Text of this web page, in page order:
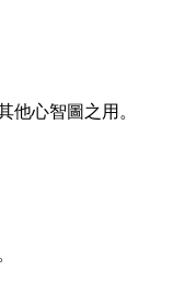
他心智圖之用。